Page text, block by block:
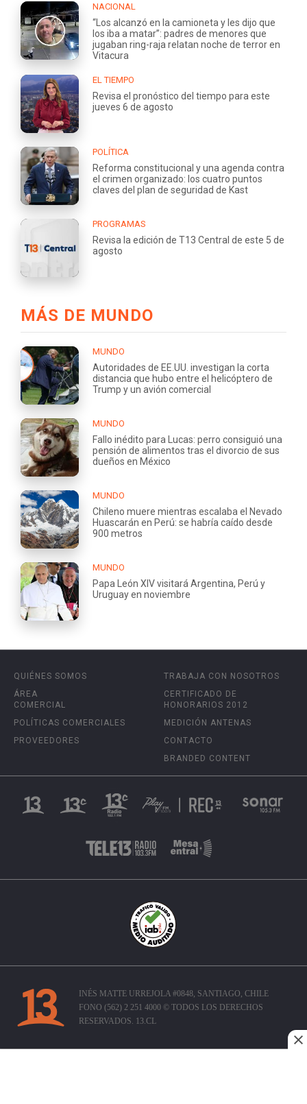
NACIONAL
“Los alcanzó en la camioneta y les dijo que
los iba a matar”: padres de menores que
jugaban ring-raja relatan noche de terror en
Vitacura
EL TIEMPO
Revisa el pronóstico del tiempo para este
jueves 6 de agosto
POLÍTICA
Reforma constitucional y una agenda contra
el crimen organizado: los cuatro puntos
claves del plan de seguridad de Kast
PROGRAMAS
Revisa la edición de T13 Central de este 5 de
agosto
MÁS DE MUNDO
MUNDO
Autoridades de EE.UU. investigan la corta
distancia que hubo entre el helicóptero de
Trump y un avión comercial
MUNDO
Fallo inédito para Lucas: perro consiguió una
pensión de alimentos tras el divorcio de sus
dueños en México
MUNDO
Chileno muere mientras escalaba el Nevado
Huascarán en Perú: se habría caído desde
900 metros
MUNDO
Papa León XIV visitará Argentina, Perú y
Uruguay en noviembre
QUIÉNES SOMOS
ÁREA
COMERCIAL
POLÍTICAS COMERCIALES
PROVEEDORES
TRABAJA CON NOSOTROS
CERTIFICADO DE
HONORARIOS 2012
MEDICIÓN ANTENAS
CONTACTO
BRANDED CONTENT
INÉS MATTE URREJOLA #0848, SANTIAGO, CHILE
FONO (562) 2 251 4000 © TODOS LOS DERECHOS
RESERVADOS. 13.CL